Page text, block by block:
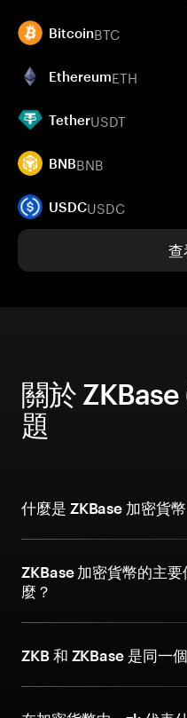
BitcoinBTC
EthereumETH
TetherUSDT
BNBBNB
USDCUSDC
查
關於
題
什麼是 ZKBase 加密貨幣
ZKBase 加密貨幣的主
麼？
ZKB 和 ZKBase 是同一